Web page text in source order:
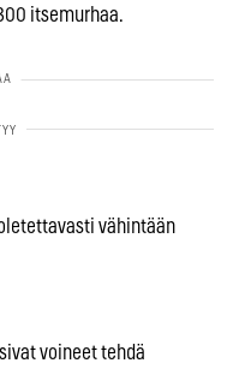
itsemurhaa.
vähintään
voineet tehdä